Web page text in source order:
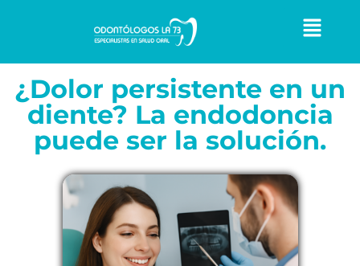
¿Dolor persistente en un
diente? La endodoncia
puede ser la solución.